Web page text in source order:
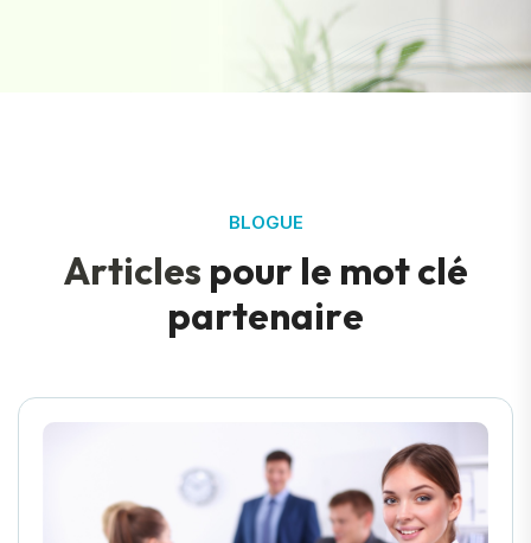
BLOGUE
Articles pour le motclé
partenaire